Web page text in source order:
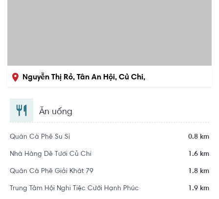
Nguyễn Thị Rỏ, Tân An Hội, Củ Chi,
Ăn uống
Quán Cà Phê Su Si 0.8 km
Nhà Hàng Dê Tươi Củ Chi 1.6 km
Quán Cà Phê Giải Khát 79 1.8 km
Trung Tâm Hội Nghi Tiệc Cưới Hạnh Phúc 1.9 km